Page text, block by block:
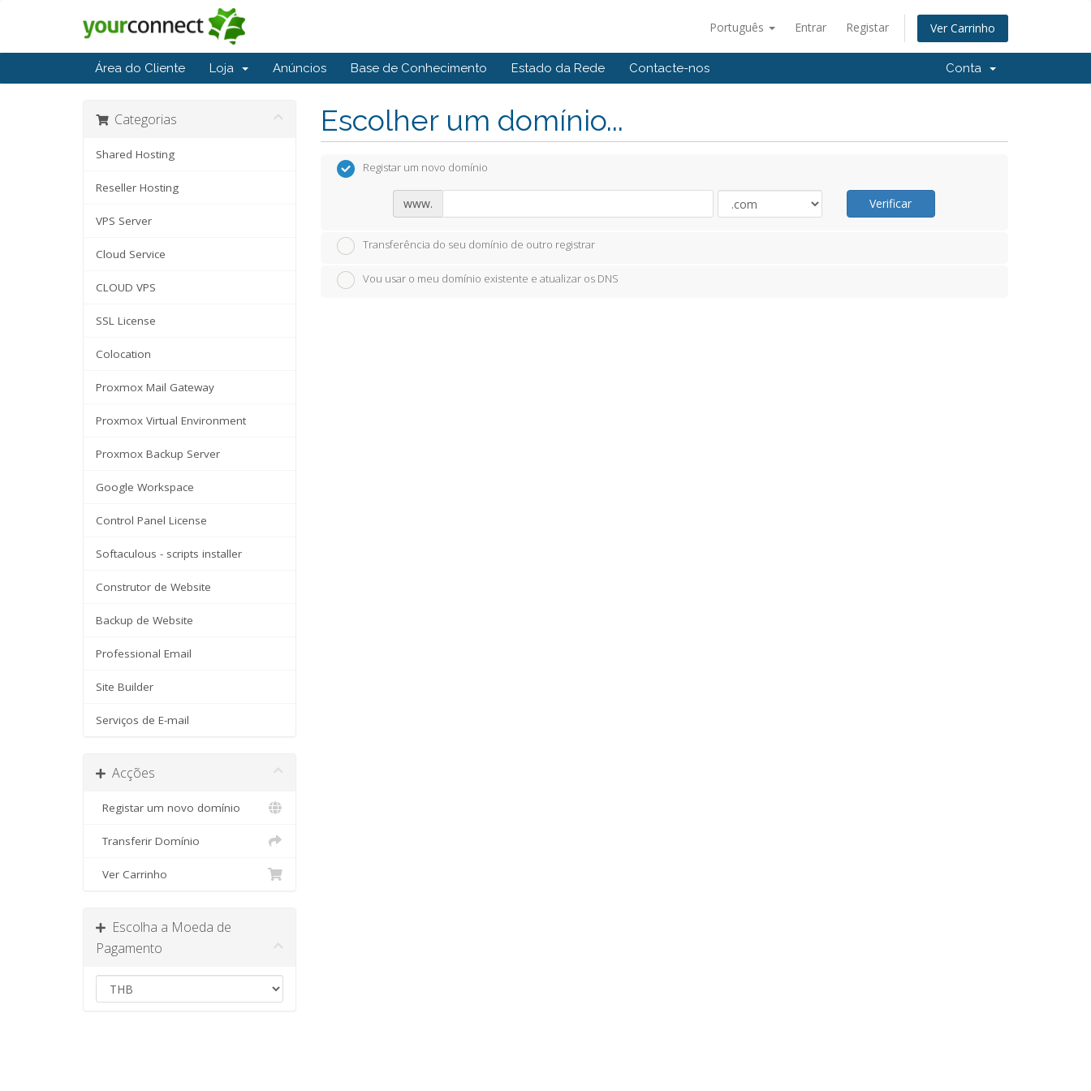
Português Entrar Registar Ver Carrinho
Área do Cliente Loja Anúncios Base de Conhecimento Estado da Rede Contacte-nos Conta
Categorias
Shared Hosting
Reseller Hosting
VPS Server
Cloud Service
CLOUD VPS
SSL License
Colocation
Proxmox Mail Gateway
Proxmox Virtual Environment
Proxmox Backup Server
Google Workspace
Control Panel License
Softaculous - scripts installer
Construtor de Website
Backup de Website
Professional Email
Site Builder
Serviços de E-mail
Acções
Registar um novo domínio
Transferir Domínio
Ver Carrinho
Escolha a Moeda de
Pagamento
Escolher um domínio...
Registar um novo domínio
www. Verificar
Transferência do seu domínio de outro registrar
Vou usar o meu domínio existente e atualizar os DNS